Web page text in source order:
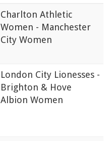
Charlton Athletic
Women - Manchester
City Women
London City Lionesses -
Brighton & Hove
Albion Women